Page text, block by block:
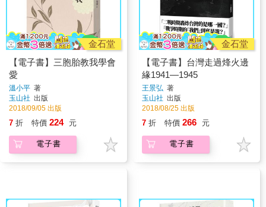
金石堂
【電子書】三胞胎教我學會
愛
溫小平 著
玉山社 出版
2018/09/05 出版
7 折 特價 224 元
電子書
金石堂
【電子書】台灣走過烽火邊
緣1941—1945
王景弘 著
玉山社 出版
2018/08/25 出版
7 折 特價 266 元
電子書